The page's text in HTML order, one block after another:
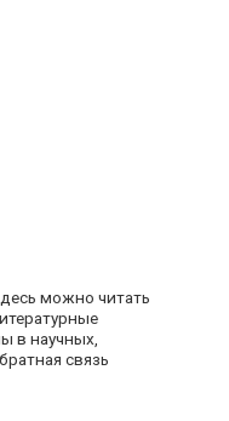
можно читать
в научных,
связь